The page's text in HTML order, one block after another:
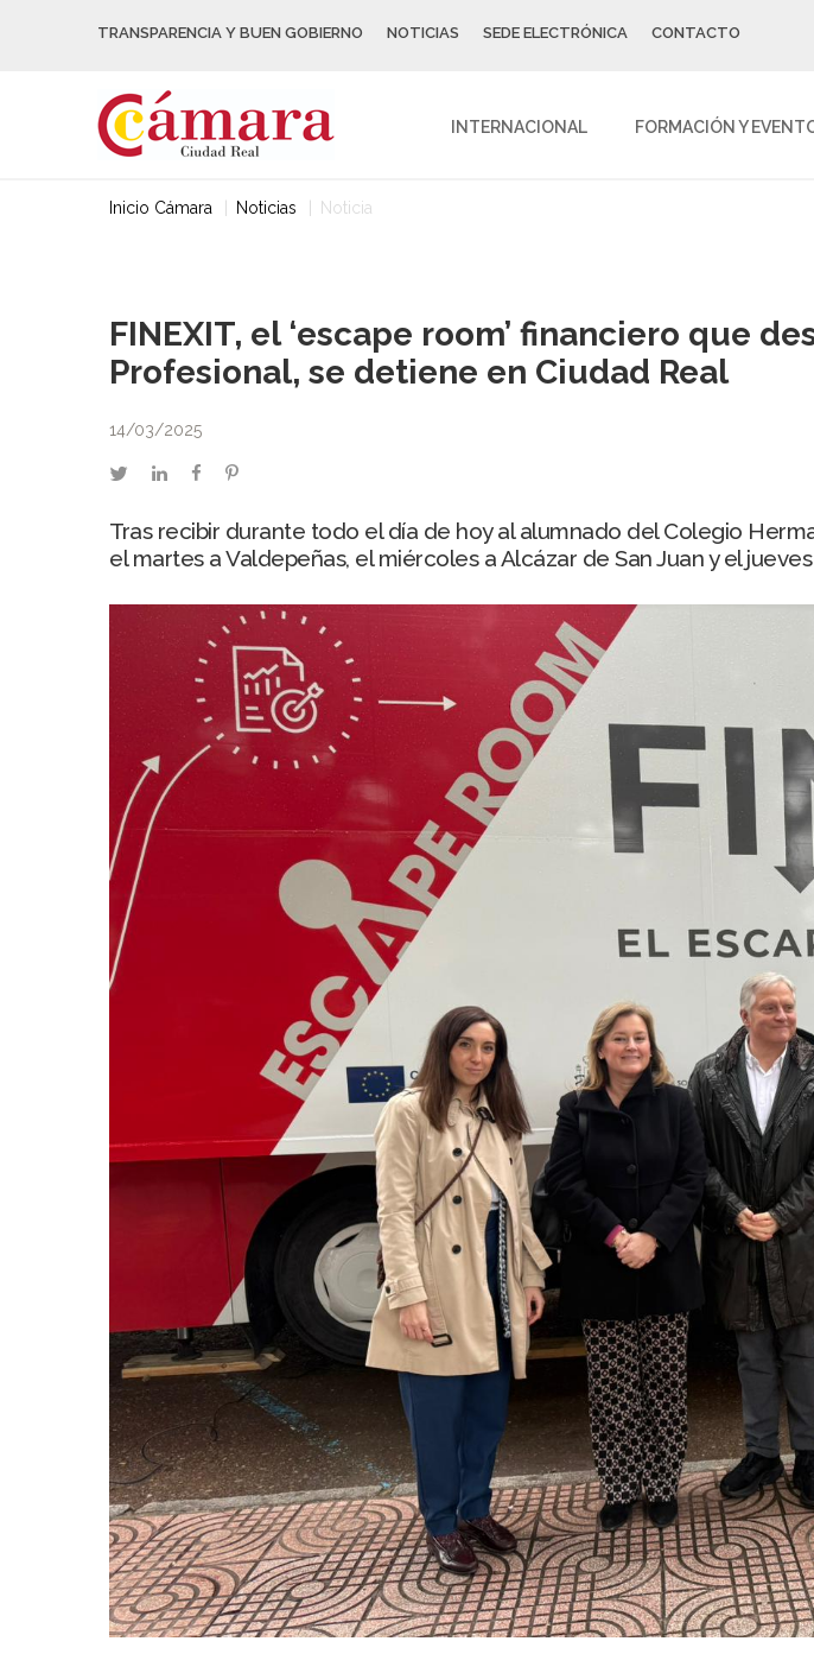
TRANSPARENCIA Y BUEN GOBIERNO NOTICIAS SEDE ELECTRÓNICA CONTACTO
INTERNACIONAL FORMACIÓN Y
Inicio Cámara Noticias Noticia
FINEXIT, el ‘escape room’ financiero que
Profesional, se detiene en Ciudad Real
14/03/2025
twitterlinkedinfacebookpinterest
Tras recibir durante todo el día de hoy al alumnado del Colegio
el martes a Valdepeñas, el miércoles a Alcázar de San Juan y el